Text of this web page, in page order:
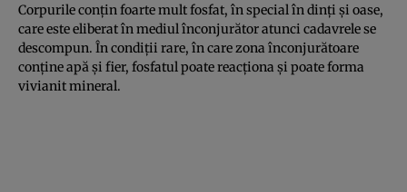
Corpurile conțin foarte mult fosfat, în special în dinți și oase,
care este eliberat în mediul înconjurător atunci cadavrele se
descompun. În condiții rare, în care zona înconjurătoare
conține apă și fier, fosfatul poate reacționa și poate forma
vivianit mineral.